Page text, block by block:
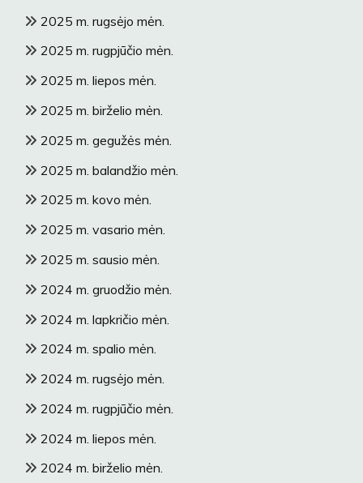
2025 m. rugsėjo mėn.
2025 m. rugpjūčio mėn.
2025 m. liepos mėn.
2025 m. birželio mėn.
2025 m. gegužės mėn.
2025 m. balandžio mėn.
2025 m. kovo mėn.
2025 m. vasario mėn.
2025 m. sausio mėn.
2024 m. gruodžio mėn.
2024 m. lapkričio mėn.
2024 m. spalio mėn.
2024 m. rugsėjo mėn.
2024 m. rugpjūčio mėn.
2024 m. liepos mėn.
2024 m. birželio mėn.